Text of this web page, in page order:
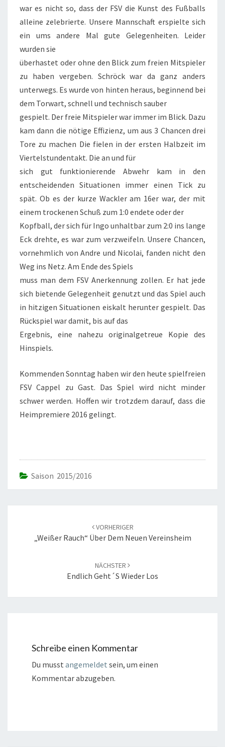
war es nicht so, dass der FSV die Kunst des Fußballs
alleine zelebrierte. Unsere Mannschaft erspielte sich
ein ums andere Mal gute Gelegenheiten. Leider
wurden sie
überhastet oder ohne den Blick zum freien Mitspieler
zu haben vergeben. Schröck war da ganz anders
unterwegs. Es wurde von hinten heraus, beginnend bei
dem Torwart, schnell und technisch sauber
gespielt. Der freie Mitspieler war immer im Blick. Dazu
kam dann die nötige Effizienz, um aus 3 Chancen drei
Tore zu machen Die fielen in der ersten Halbzeit im
Viertelstundentakt. Die an und für
sich gut funktionierende Abwehr kam in den
entscheidenden Situationen immer einen Tick zu
spät. Ob es der kurze Wackler am 16er war, der mit
einem trockenen Schuß zum 1:0 endete oder der
Kopfball, der sich für Ingo unhaltbar zum 2:0 ins lange
Eck drehte, es war zum verzweifeln. Unsere Chancen,
vornehmlich von Andre und Nicolai, fanden nicht den
Weg ins Netz. Am Ende des Spiels
muss man dem FSV Anerkennung zollen. Er hat jede
sich bietende Gelegenheit genutzt und das Spiel auch
in hitzigen Situationen eiskalt herunter gespielt. Das
Rückspiel war damit, bis auf das
Ergebnis, eine nahezu originalgetreue Kopie des
Hinspiels.
Kommenden Sonntag haben wir den heute spielfreien
FSV Cappel zu Gast. Das Spiel wird nicht minder
schwer werden. Hoffen wir trotzdem darauf, dass die
Heimpremiere 2016 gelingt.
Saison 2015/2016
VORHERIGER
„Weißer Rauch“ Über Dem Neuen Vereinsheim
NÄCHSTER
Endlich Geht´s Wieder Los
Schreibe einen Kommentar
Du musst angemeldet sein, um einen
Kommentar abzugeben.